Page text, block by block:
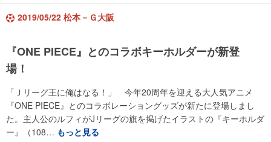
2019/05/22 松本－Ｇ大阪
『ONE PIECE』とのコラボキーホルダーが新登
場！
「Ｊリーグ王に俺はなる！」 今年20周年を迎える大人気アニメ
『ONE PIECE』とのコラボレーショングッズが新たに登場しまし
た。主人公のルフィがJリーグの旗を掲げたイラストの『キーホルダ
ー』（108… もっと見る